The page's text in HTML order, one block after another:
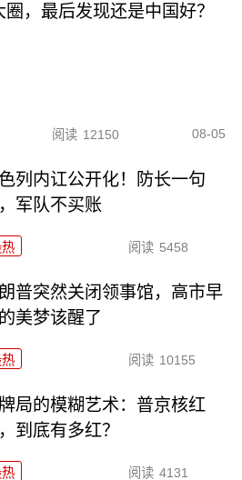
，最后发现还是中国好？
阅读 12150 08-05
列内讧公开化！防长一句
军队不买账
阅读 5458
普突然关闭领事馆，高市早
美梦该醒了
阅读 10155
局的模糊艺术：普京核红
到底有多红？
阅读 4131